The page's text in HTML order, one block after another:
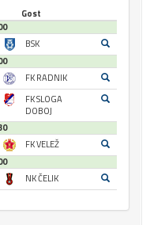
Gost
BSK
FK RADNIK
FK SLOGA
DOBOJ
FK VELEŽ
NK ČELIK